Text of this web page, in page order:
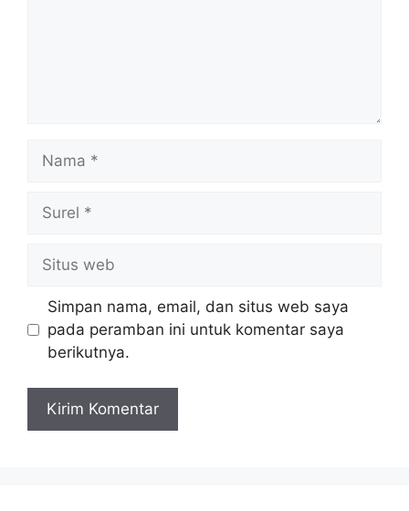
Nama
Surel
Situs
web
Simpan nama, email, dan situs web saya
pada peramban ini untuk komentar saya
berikutnya.